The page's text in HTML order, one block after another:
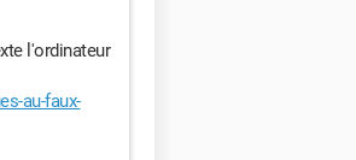
l'ordinateur
au-faux-